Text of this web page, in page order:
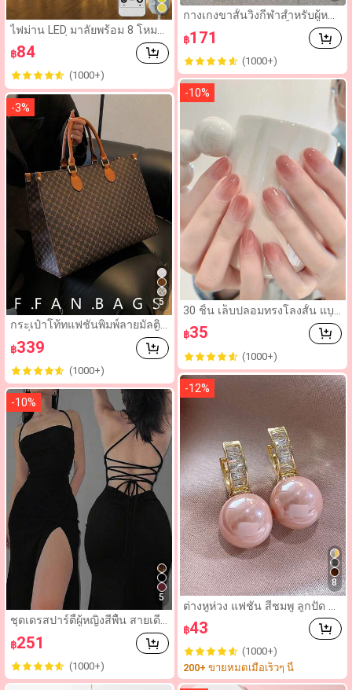
ไฟม่าน LED มาลัยพร้อม 8 โหมด,
USB ขับเคลื่อนด้วยรีโมทคอนโท
รล, สายไฟนางฟ้าเหมาะสำหรับง
านแต่งงานคริสต์มาสและเทศกา
ลตกแต่งบ้าน
฿84
(1000+)
5
-3%
กระเป๋าโท้ทแฟชั่นพิมพ์ลายมัลติฟั
งก์ชั่นสำหรับเดินทางและช้อปปิ้ง
ความจุขนาดใหญ่พิเศษ กระเป๋าถื
อวินเทจ กระเป๋าถือและกระเป๋าส
ะพายวินเทจ กระเป๋าถือ/กระเป๋า
สตางค์แฟชั่นสำหรับผู้หญิง กระเ
ป๋าเป้ กระเป๋าโท้ทสำหรับโรงเรีย
น เหมาะสำหรับ Back To Schoo
l กระเป๋าถือผู้หญิง กระเป๋าสะพาย
สไตล์วินเทจ
฿339
(1000+)
5
-10%
ชุดเดรสปาร์ตี้ผู้หญิงสีพื้น สายเดี่ย
วบาง เปิดหลัง จับจีบสะโพก ผ่าสูง
เซ็กซี่ แขนกุด สำหรับฤดูกลับไปโ
฿251
(1000+)
กางเกงขาสั้นวิ่งกีฬาสำหรับผู้หญิ
ง GRIM PANDA แห้งเร็ว เอวยืดห
ยุ่น มีกระเป๋า สำหรับยิม โยคะ อ
อกกำลังกาย ฝึกซ้อมกลางแจ้ง ชุ
ดฟิตเนส เอวสูง
฿171
(1000+)
-10%
30 ชิ้น เล็บปลอมทรงโลงสั้น แบบ
กดติด ไล่สีชมพูอ่อนนู้ด สไตล์ญี่ปุ่
น ใช้ซ้ำได้ ครบชุด ประกอบด้วย
เจลลี่เจล 1 ชิ้น และ บัฟเฟอร์บล็อ
ก 1 ชิ้น เหมาะสำหรับงานปาร์ตี้,
งานแต่งงาน และของใช้ในชีวิตป
ระจำวัน
฿35
(1000+)
8
-12%
ต่างหูห่วง แฟชั่น สีชมพู ลูกปัด ต
กแต่ง พลอยเทียม สำหรับ ผู้หญิง
สำหรับ งานปาร์ตี้ 1 คู่
฿43
(1000+)
200+ ขายหมดเมื่อเร็วๆ นี้